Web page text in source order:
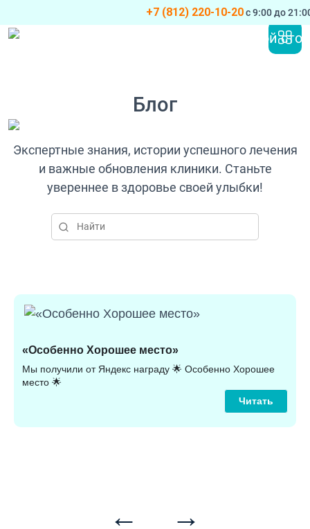
Перейти к содержимому
+7 (812) 220-10-20с 9:00 до
Блог
Экспертные знания, истории успешного лечения
и важные обновления клиники. Станьте
увереннее в здоровье своей улыбки!
«Особенно Хорошее место»
Мы получили от Яндекс награду 🌟 Особенно Хорошее
место 🌟
Читать
← →